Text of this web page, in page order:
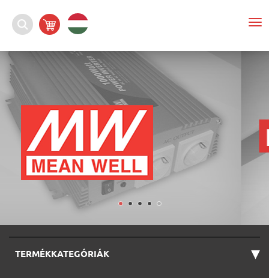
TERMÉKKATEGÓRIÁK ▾